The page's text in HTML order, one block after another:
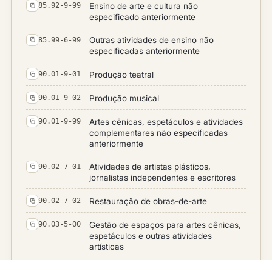
85.92-9-99
Ensino de arte e cultura não
especificado anteriormente
85.99-6-99
Outras atividades de ensino não
especificadas anteriormente
90.01-9-01 Produção teatral
90.01-9-02 Produção musical
90.01-9-99
Artes cênicas, espetáculos e atividades
complementares não especificadas
anteriormente
90.02-7-01
Atividades de artistas plásticos,
jornalistas independentes e escritores
90.02-7-02 Restauração de obras-de-arte
90.03-5-00
Gestão de espaços para artes cênicas,
espetáculos e outras atividades
artísticas